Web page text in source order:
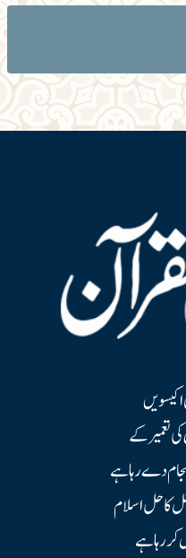
تعمیر کے
دے رہا ہے
کا حل اسلام
رہا ہے